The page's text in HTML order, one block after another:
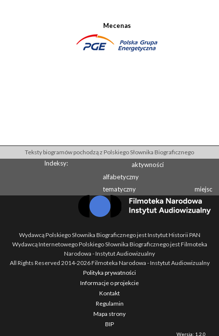
Mecenas
Teksty biogramów pochodzą z Polskiego Słownika Biograficznego
Indeksy:
aktywności
alfabetyczny
tematyczny
miejsc
Wydawcą Polskiego Słownika Biograficznego jest Instytut Historii PAN
Wydawcą Internetowego Polskiego Słownika Biograficznego jest Filmoteka
Narodowa - Instytut Audiowizualny
All Rights Reserved 2014-2026Filmoteka Narodowa - Instytut Audiowizualny
Polityka prywatności
Informacje o projekcie
Kontakt
Regulamin
Mapa strony
BIP
Wersja: 1.2.0